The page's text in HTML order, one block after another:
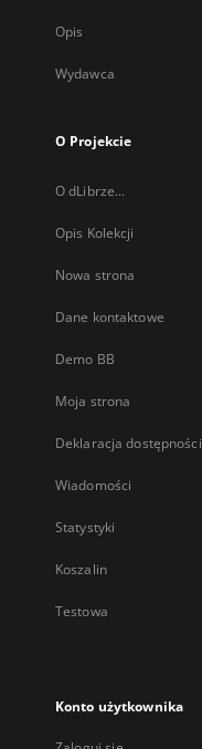
Opis
Wydawca
O Projekcie
O dLibrze...
Opis Kolekcji
Nowa strona
Dane kontaktowe
Demo BB
Moja strona
Deklaracja dostępności
Wiadomości
Statystyki
Koszalin
Testowa
Konto użytkownika